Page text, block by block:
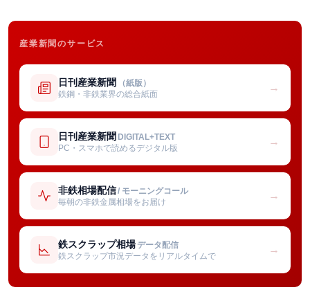
産業新聞のサービス
日刊産業新聞 （紙版）
鉄鋼・非鉄業界の総合紙面
→
日刊産業新聞 DIGITAL+TEXT
PC・スマホで読めるデジタル版
→
非鉄相場配信/ モーニングコール
毎朝の非鉄金属相場をお届け
→
鉄スクラップ相場 データ配信
鉄スクラップ市況データをリアルタイムで
→